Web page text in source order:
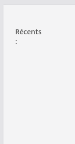
contenu
Récents
: